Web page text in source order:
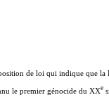
de loi qui indique que
le premier génocide du XXe